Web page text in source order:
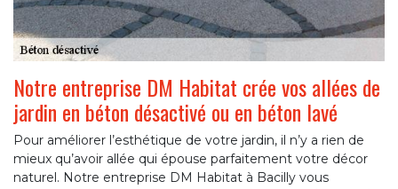
Notre entreprise DM Habitat crée vos allées de
jardin en béton désactivé ou en béton lavé
Pour améliorer l’esthétique de votre jardin, il n’y a rien de
mieux qu’avoir allée qui épouse parfaitement votre décor
naturel. Notre entreprise DM Habitat à Bacilly vous